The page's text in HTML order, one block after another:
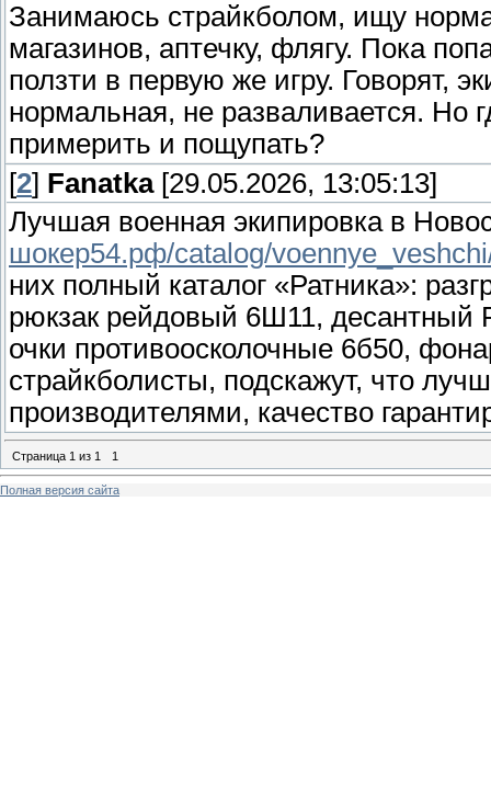
Занимаюсь страйкболом, ищу
магазинов, аптечку, флягу. Пока
ползти в первую же игру. Говорят,
нормальная, не разваливается. Но
примерить и пощупать?
[2] Fanatka[29.05.2026, 13:05:13]
Лучшая военная экипировка в
шокер54.рф/catalog/
них полный каталог «Ратника»:
рюкзак рейдовый 6Ш11, десантный
очки противоосколочные 6б50,
страйкболисты, подскажут, что
производителями, качество
Страница 1 из 1 1
Полная версия сайта